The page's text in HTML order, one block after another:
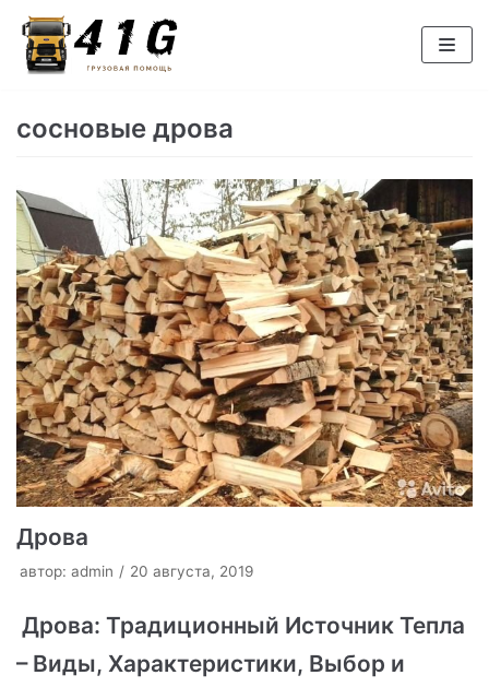
Перейти
к
сосновые дрова
Дрова
автор: admin 20 августа, 2019
Дрова: Традиционный Источник Тепла
– Виды, Характеристики, Выбор и